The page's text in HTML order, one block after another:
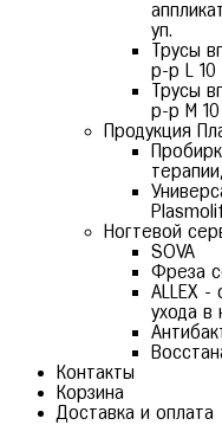
уп.
Трусы
р-р L 10
Трусы
р-р М
Продукция
Ногтевой
SOVA
Фреза
ALLEX -
ухода в
Контакты
Корзина
Доставка и оплата